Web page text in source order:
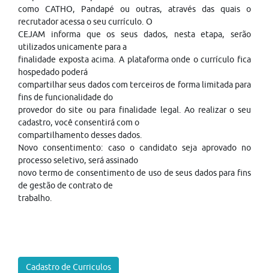
como CATHO, Pandapé ou outras, através das quais o
recrutador acessa o seu currículo. O
CEJAM informa que os seus dados, nesta etapa, serão
utilizados unicamente para a
finalidade exposta acima. A plataforma onde o currículo fica
hospedado poderá
compartilhar seus dados com terceiros de forma limitada para
fins de funcionalidade do
provedor do site ou para finalidade legal. Ao realizar o seu
cadastro, você consentirá com o
compartilhamento desses dados.
Novo consentimento: caso o candidato seja aprovado no
processo seletivo, será assinado
novo termo de consentimento de uso de seus dados para fins
de gestão de contrato de
trabalho.
Cadastro de Curriculos